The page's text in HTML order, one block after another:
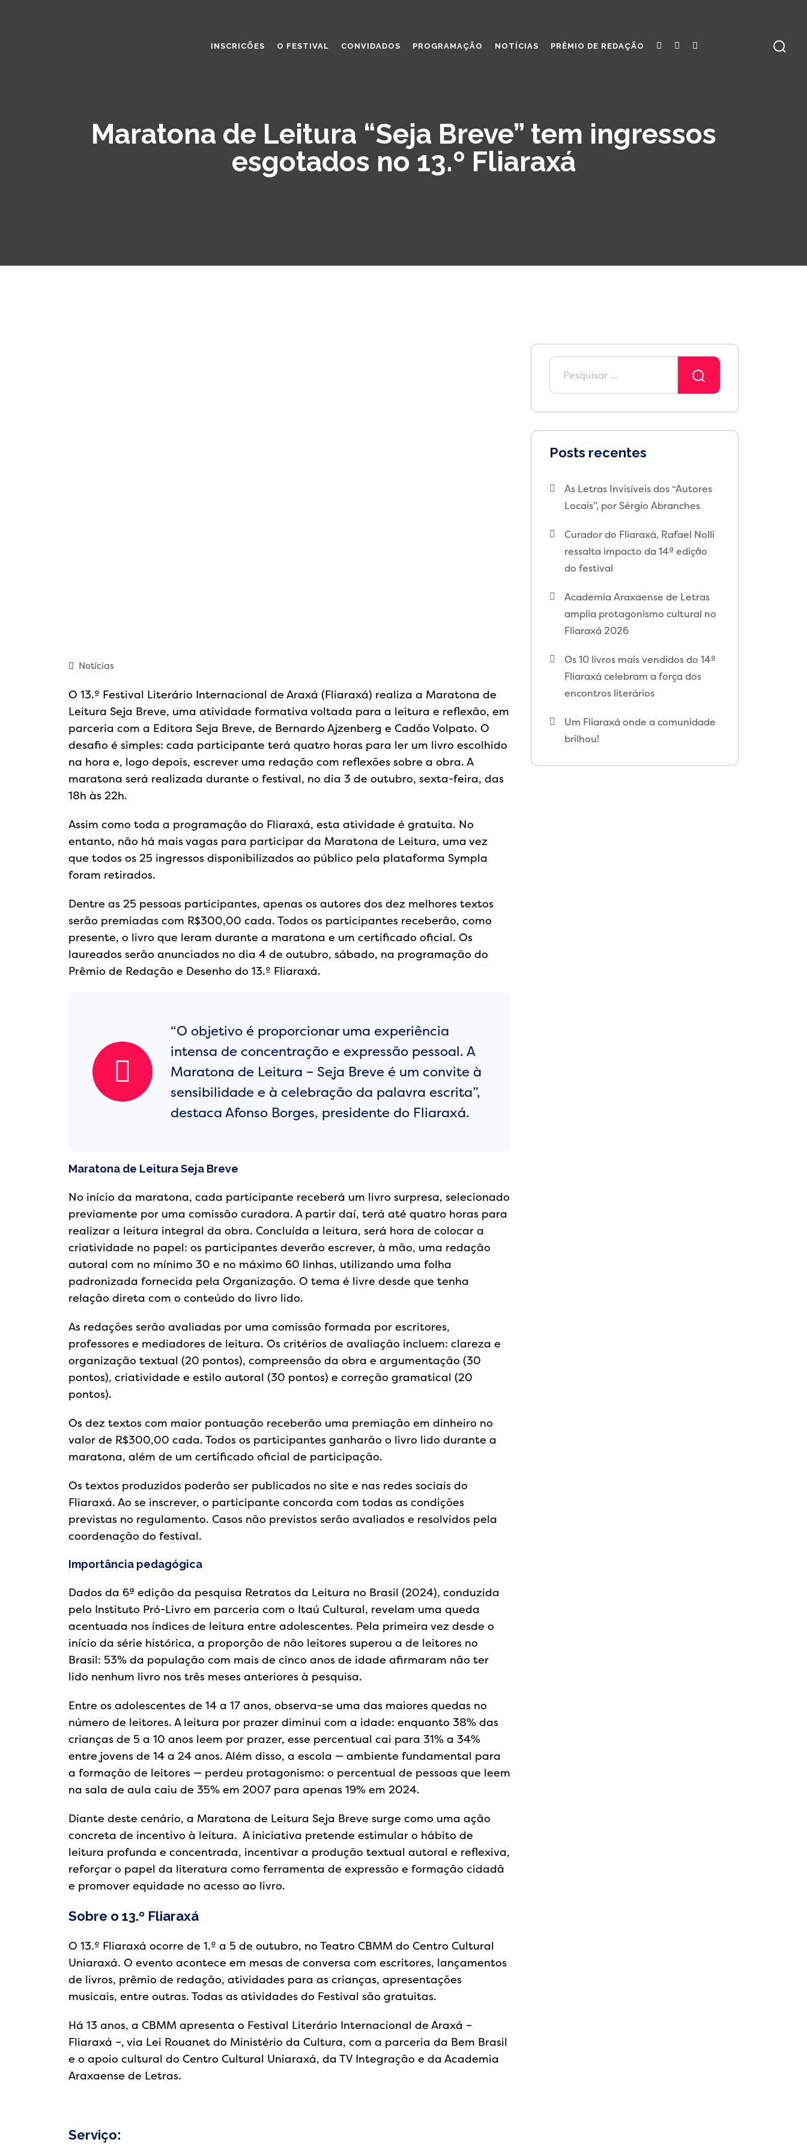
INSCRICÕES O FESTIVAL CONVIDADOS PROGRAMAÇÃO NOTÍCIAS PRÊMIO DE REDAÇÃO
Maratona de Leitura “Seja Breve” tem ingressos
esgotados no 13.º Fliaraxá
Notícias
O 13.º Festival Literário Internacional de Araxá (Fliaraxá) realiza a Maratona de
Leitura Seja Breve, uma atividade formativa voltada para a leitura e reflexão, em
parceria com a Editora Seja Breve, de Bernardo Ajzenberg e Cadão Volpato. O
desafio é simples: cada participante terá quatro horas para ler um livro escolhido
na hora e, logo depois, escrever uma redação com reflexões sobre a obra. A
maratona será realizada durante o festival, no dia 3 de outubro, sexta-feira, das
18h às 22h.
Assim como toda a programação do Fliaraxá, esta atividade é gratuita. No
entanto, não há mais vagas para participar da Maratona de Leitura, uma vez
que todos os 25 ingressos disponibilizados ao público pela plataforma Sympla
foram retirados.
Dentre as 25 pessoas participantes, apenas os autores dos dez melhores textos
serão premiadas com R$300,00 cada. Todos os participantes receberão, como
presente, o livro que leram durante a maratona e um certificado oficial. Os
laureados serão anunciados no dia 4 de outubro, sábado, na programação do
Prêmio de Redação e Desenho do 13.º Fliaraxá.
“O objetivo é proporcionar uma experiência
intensa de concentração e expressão pessoal. A
Maratona de Leitura – Seja Breve é um convite à
sensibilidade e à celebração da palavra escrita”,
destaca Afonso Borges, presidente do Fliaraxá.
Maratona de Leitura Seja Breve
No início da maratona, cada participante receberá um livro surpresa, selecionado
previamente por uma comissão curadora. A partir daí, terá até quatro horas para
realizar a leitura integral da obra. Concluída a leitura, será hora de colocar a
criatividade no papel: os participantes deverão escrever, à mão, uma redação
autoral com no mínimo 30 e no máximo 60 linhas, utilizando uma folha
padronizada fornecida pela Organização. O tema é livre desde que tenha
relação direta com o conteúdo do livro lido.
As redações serão avaliadas por uma comissão formada por escritores,
professores e mediadores de leitura. Os critérios de avaliação incluem: clareza e
organização textual (20 pontos), compreensão da obra e argumentação (30
pontos), criatividade e estilo autoral (30 pontos) e correção gramatical (20
pontos).
Os dez textos com maior pontuação receberão uma premiação em dinheiro no
valor de R$300,00 cada. Todos os participantes ganharão o livro lido durante a
maratona, além de um certificado oficial de participação.
Os textos produzidos poderão ser publicados no site e nas redes sociais do
Fliaraxá. Ao se inscrever, o participante concorda com todas as condições
previstas no regulamento. Casos não previstos serão avaliados e resolvidos pela
coordenação do festival.
Importância pedagógica
Dados da 6ª edição da pesquisa Retratos da Leitura no Brasil (2024), conduzida
pelo Instituto Pró-Livro em parceria com o Itaú Cultural, revelam uma queda
acentuada nos índices de leitura entre adolescentes. Pela primeira vez desde o
início da série histórica, a proporção de não leitores superou a de leitores no
Brasil: 53% da população com mais de cinco anos de idade afirmaram não ter
lido nenhum livro nos três meses anteriores à pesquisa.
Entre os adolescentes de 14 a 17 anos, observa-se uma das maiores quedas no
número de leitores. A leitura por prazer diminui com a idade: enquanto 38% das
crianças de 5 a 10 anos leem por prazer, esse percentual cai para 31% a 34%
entre jovens de 14 a 24 anos. Além disso, a escola — ambiente fundamental para
a formação de leitores — perdeu protagonismo: o percentual de pessoas que leem
na sala de aula caiu de 35% em 2007 para apenas 19% em 2024.
Diante deste cenário, a Maratona de Leitura Seja Breve surge como uma ação
concreta de incentivo à leitura. A iniciativa pretende estimular o hábito de
leitura profunda e concentrada, incentivar a produção textual autoral e reflexiva,
reforçar o papel da literatura como ferramenta de expressão e formação cidadã
e promover equidade no acesso ao livro.
Sobre o 13.º Fliaraxá
O 13.º Fliaraxá ocorre de 1.º a 5 de outubro, no Teatro CBMM do Centro Cultural
Uniaraxá. O evento acontece em mesas de conversa com escritores, lançamentos
de livros, prêmio de redação, atividades para as crianças, apresentações
musicais, entre outras. Todas as atividades do Festival são gratuitas.
Há 13 anos, a CBMM apresenta o Festival Literário Internacional de Araxá –
Fliaraxá –, via Lei Rouanet do Ministério da Cultura, com a parceria da Bem Brasil
e o apoio cultural do Centro Cultural Uniaraxá, da TV Integração e da Academia
Araxaense de Letras.
Serviço:
Posts recentes
As Letras Invisíveis dos “Autores
Locais”, por Sérgio Abranches
Curador do Fliaraxá, Rafael Nolli
ressalta impacto da 14ª edição
do festival
Academia Araxaense de Letras
amplia protagonismo cultural no
Fliaraxá 2026
Os 10 livros mais vendidos do 14º
Fliaraxá celebram a força dos
encontros literários
Um Fliaraxá onde a comunidade
brilhou!